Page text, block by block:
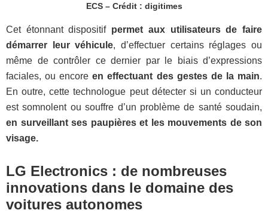
ECS – Crédit : digitimes
Cet étonnant dispositif permet aux utilisateurs de faire
démarrer leur véhicule, d’effectuer certains réglages ou
même de contrôler ce dernier par le biais d’expressions
faciales, ou encoreen effectuant des gestes de la main.
En outre, cette technologue peut détecter si un conducteur
est somnolent ou souffre d’un problème de santé soudain,
en surveillant ses paupières et les mouvements de son
visage.
LG Electronics : de nombreuses
innovations dans le domaine des
voitures autonomes